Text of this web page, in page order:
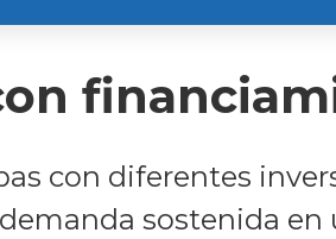
con diferentes
sostenida